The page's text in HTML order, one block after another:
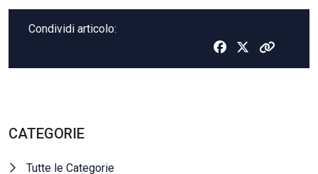
Condividi articolo:
CATEGORIE
Tutte le Categorie